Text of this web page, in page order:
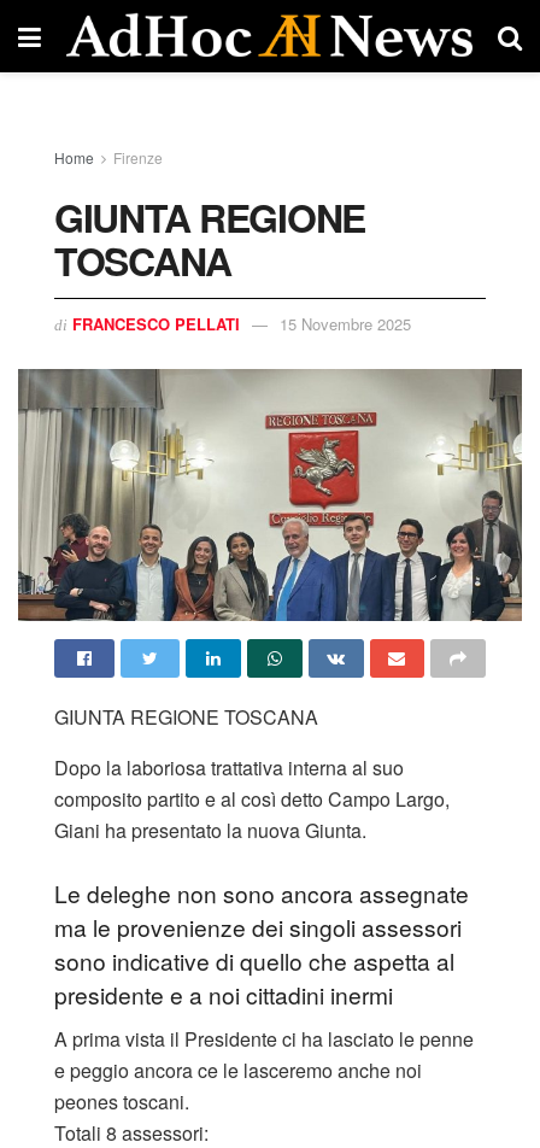
Home Firenze
GIUNTA REGIONE
TOSCANA
di FRANCESCO PELLATI 15 Novembre 2025
GIUNTA REGIONE TOSCANA
Dopo la laboriosa trattativa interna al suo
composito partito e al così detto Campo Largo,
Giani ha presentato la nuova Giunta.
Le deleghe non sono ancora assegnate
ma le provenienze dei singoli assessori
sono indicative di quello che aspetta al
presidente e a noi cittadini inermi
A prima vista il Presidente ci ha lasciato le penne
e peggio ancora ce le lasceremo anche noi
peones toscani.
Totali 8 assessori: